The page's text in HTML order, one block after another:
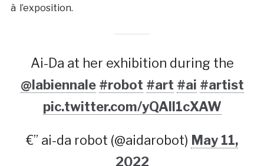
à l’exposition.
Ai-Da at her exhibition during the
@labiennale #robot #art #ai #artist
pic.twitter.com/yQAll1cXAW
€” ai-da robot (@aidarobot) May 11,
2022